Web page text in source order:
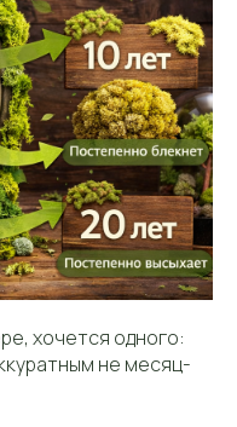
хочется одного:
не месяц-